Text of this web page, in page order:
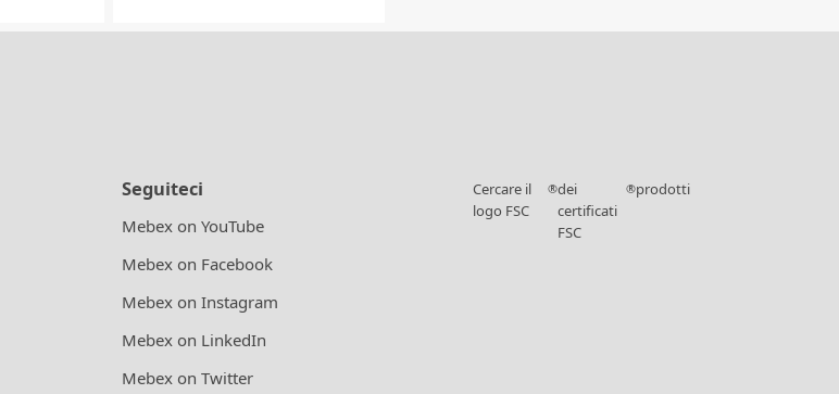
Seguiteci
Mebex on YouTube
Mebex on Facebook
Mebex on Instagram
Mebex on LinkedIn
Mebex on Twitter
Cercare il
logo FSC
®dei
certificati
FSC
®prodotti